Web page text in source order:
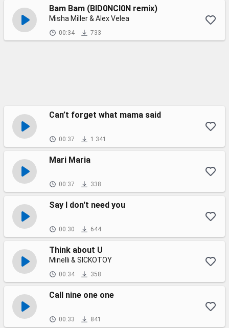
Bam Bam (BID0NCI0N remix)
Misha Miller & Alex Velea
00:34 733
Can’t forget what mama said
00:37 1 341
Mari Maria
00:37 338
Say I don't need you
00:30 644
Think about U
Minelli & SICKOTOY
00:34 358
Call nine one one
00:33 841